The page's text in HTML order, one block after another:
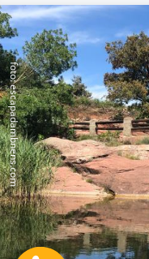
foto: escapadambnens.com